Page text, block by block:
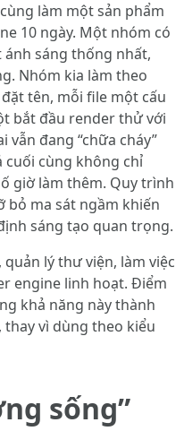
làm một sản phẩm
10 ngày. Một nhóm có
sáng thống nhất,
Nhóm kia làm theo
tên, mỗi file một cấu
bắt đầu render thử với
vẫn đang “chữa cháy”
cuối cùng không chỉ
giờ làm thêm. Quy trình
bỏ ma sát ngầm khiến
sáng tạo quan trọng.
lý thư viện, làm việc
engine linh hoạt. Điểm
khả năng này thành
vì dùng theo kiểu
sống”